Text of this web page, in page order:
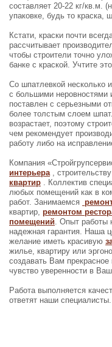
составляет 20-22 кг/кв.м.
упаковке, будь то краска,
Кстати, краски почти
рассчитывает
чтобы строители точно
банке с краской. Учтите
Со шпатлевкой несколько
с большими неровностями
поставлен с серьезными
более толстым слоем
возрастает, поэтому
чем рекомендует
работу либо на
Компания
интерьера,
квартир . Коллектив
любых помещений как в
работ. Занимаемся
квартир, ремонтом
помещений. Опыт работы
надежная гарантия. Наша
желание иметь красивую
жилье, квартиру или
создавать Вам
чувство уверенности в
Работа выполняется
ответят наши специалисты.